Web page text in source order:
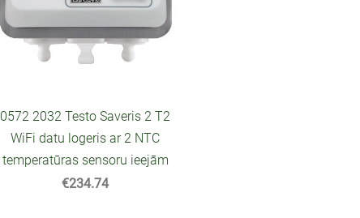
0572 2032 Testo Saveris 2 T2
WiFi datu logeris ar 2 NTC
temperatūras sensoru ieejām
€234.74